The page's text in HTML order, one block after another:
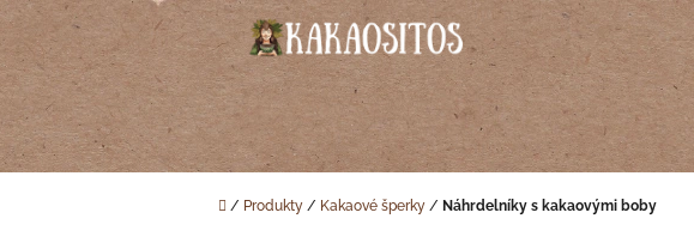
Přejít
obsah
Domů
/ Produkty / Kakaové šperky / Náhrdelníky s kakaovými boby